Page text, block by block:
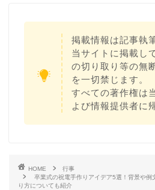
掲載情報は記事執
当サイトに掲載し
の切り取り等の無
を一切禁じます。
すべての著作権は
よび情報提供者に
HOME
行事
卒業式の祝電手作りアイデア5選！背景や例
り方についても紹介